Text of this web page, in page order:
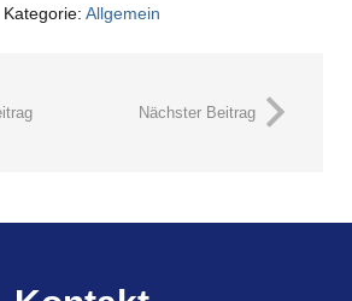
Kategorie: Allgemein
Nächster Beitrag